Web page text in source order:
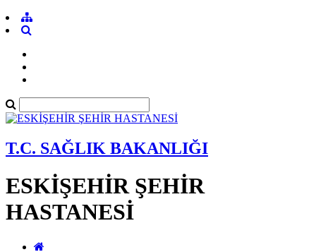
T.C. SAĞLIK BAKANLIĞI
ESKİŞEHİR ŞEHİR
HASTANESİ